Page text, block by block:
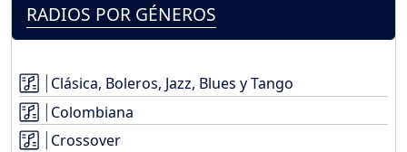
RADIOS POR GÉNEROS
Clásica, Boleros, Jazz, Blues y Tango
Colombiana
Crossover